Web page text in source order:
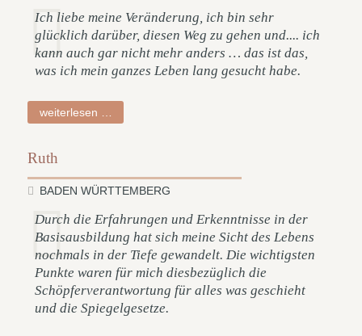
Ich liebe meine Veränderung, ich bin sehr
glücklich darüber, diesen Weg zu gehen und.... ich
kann auch gar nicht mehr anders … das ist das,
was ich mein ganzes Leben lang gesucht habe.
weiterlesen …
Ruth
BADEN WÜRTTEMBERG
Durch die Erfahrungen und Erkenntnisse in der
Basisausbildung hat sich meine Sicht des Lebens
nochmals in der Tiefe gewandelt. Die wichtigsten
Punkte waren für mich diesbezüglich die
Schöpferverantwortung für alles was geschieht
und die Spiegelgesetze.